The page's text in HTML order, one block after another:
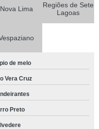
Nova Lima
Regiões de Sete
Lagoas
de melo
Vera Cruz
Preto